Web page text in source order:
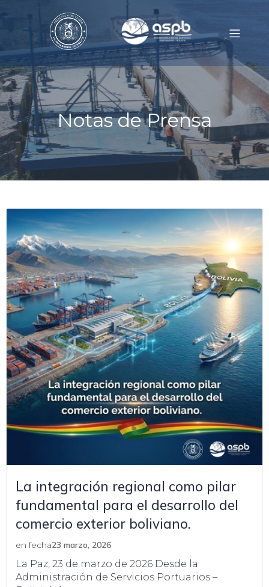
Notas de Prensa
La integración regional como pilar
fundamental para el desarrollo del
comercio exterior boliviano.
en fecha23 marzo, 2026
La Paz, 23 de marzo de 2026 Desde la
Administración de Servicios Portuarios –